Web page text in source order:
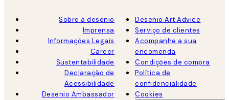
Sobre a desenio
Imprensa
Informações Legais
Career
Sustentabilidade
Declaração de
Acessibilidade
Desenio Ambassador
Desenio Art Advice
Serviço de clientes
Acompanhe a sua
encomenda
Condições de compra
Política de
confidencialidade
Cookies